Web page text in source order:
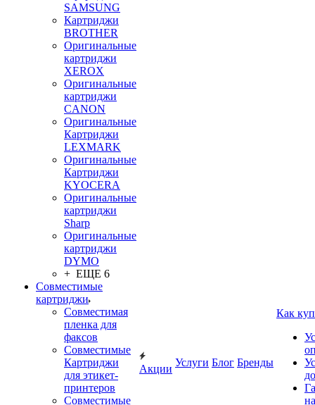
SAMSUNG
Картриджи
BROTHER
Оригинальные
картриджи
XEROX
Оригинальные
картриджи
CANON
Оригинальные
Картриджи
LEXMARK
Оригинальные
Картриджи
KYOCERA
Оригинальные
картриджи
Sharp
Оригинальные
картриджи
DYMO
+ ЕЩЕ 6
Совместимые
картриджи
Совместимая
пленка для
факсов
Совместимые
Картриджи
для этикет-
принтеров
Совместимые
Акции
Услуги Блог Бренды
Как